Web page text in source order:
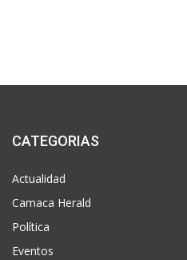
CATEGORIAS
Actualidad
Camaca Herald
Política
Eventos